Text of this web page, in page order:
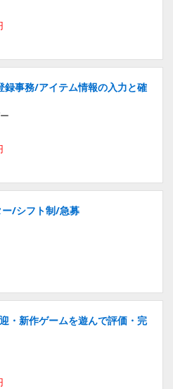
事務/アイテム情報の入力と確
ー/シフト制/急募
・新作ゲームを遊んで評価・完